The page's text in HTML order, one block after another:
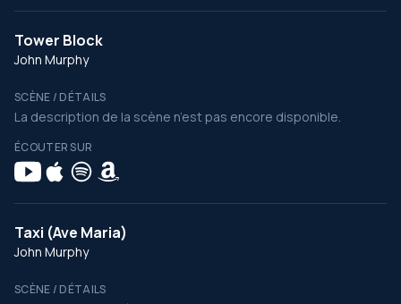
Tower Block
John Murphy
SCÈNE / DÉTAILS
La description de la scène n’est pas encore disponible.
ÉCOUTER SUR
Taxi (Ave Maria)
John Murphy
SCÈNE / DÉTAILS